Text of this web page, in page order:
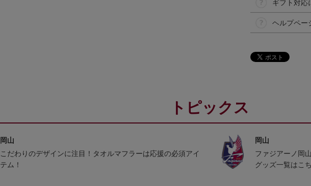
ギフト対応
ヘルプペー
トピックス
岡山
こだわりのデザインに注目！タオルマフラーは応援の必須アイ
テム！
岡山
ファジアーノ岡
グッズ一覧はこ